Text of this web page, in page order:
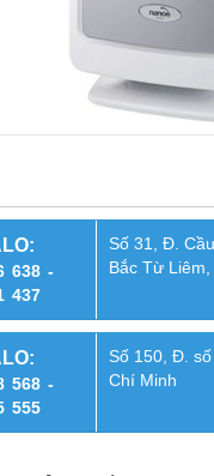
638 -
437
Số 31, Đ.
Bắc Từ
568 -
555
Số 150, Đ.
Chí Minh